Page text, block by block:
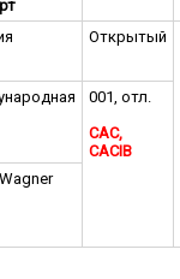
Открытый
001, отл.
CAC,
CACIB